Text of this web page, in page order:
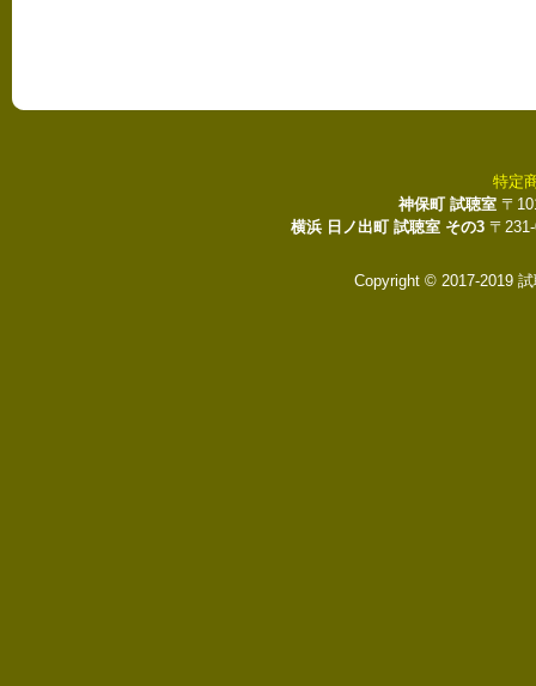
特定
神保町 試聴室 〒
横浜 日ノ出町 試聴室 その3 〒
Copyright © 2017-2019